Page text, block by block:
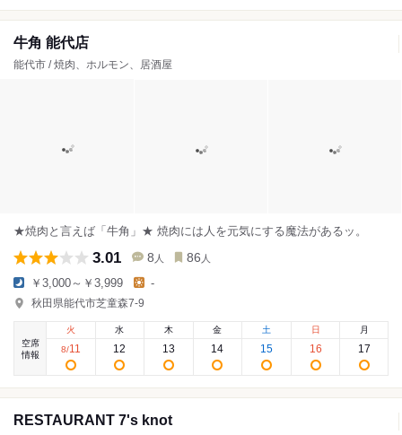
牛角 能代店
能代市 / 焼肉、ホルモン、居酒屋
★焼肉と言えば「牛角」★ 焼肉には人を元気にする魔法があるッ。
3.01 8 人 86 人
￥3,000～￥3,999 -
秋田県能代市芝童森7-9
空席
情報
火
8/11
水
12
木
13
金
14
土
15
日
16
月
17
RESTAURANT 7's knot